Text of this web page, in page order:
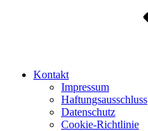
Kontakt
Impressum
Haftungsausschluss
Datenschutz
Cookie-Richtlinie